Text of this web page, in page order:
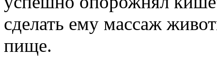
сделать ему массаж
пище.